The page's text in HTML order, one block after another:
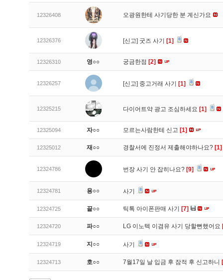
12326408 오광원한테 사기당한 분 계신가요
12326376 [신고] 굿즈 사기 [1]
12326310 영○○ 궁금한점 [2]
12326257 [신고] 중고거래 사기 [1]
12325215 다이어트약 광고 조심하세요 [1]
12325094 자○○ 모르는사람한테 신고 [1]
12325012 재○○ 경찰서에 진정서 제출해야하나요? [1]
12324786 번장 사기 안 잡히나요? [9]
12324781 용○○ 사기
12324725 끝○○ 틱톡 아이폰판매 사기 [7]
12324720 파○○ LG 이노텍 이겸유 사기 당할뻔했어요
12324719 지○○ 사기
12324713 호○○ 7월17일 날 입금 후 잠적 후 신고하니